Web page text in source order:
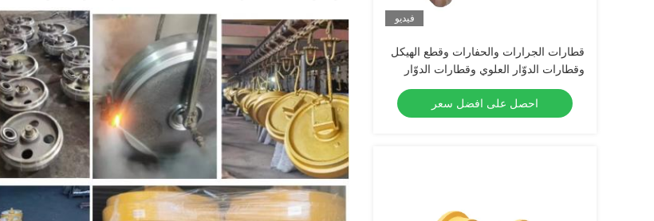
فيديو
قطارات الجرارات والحفارات وقطع الهيكل
وقطارات الدوّار العلوي وقطارات الدوّار
السفلي لـ PC100
احصل على افضل سعر